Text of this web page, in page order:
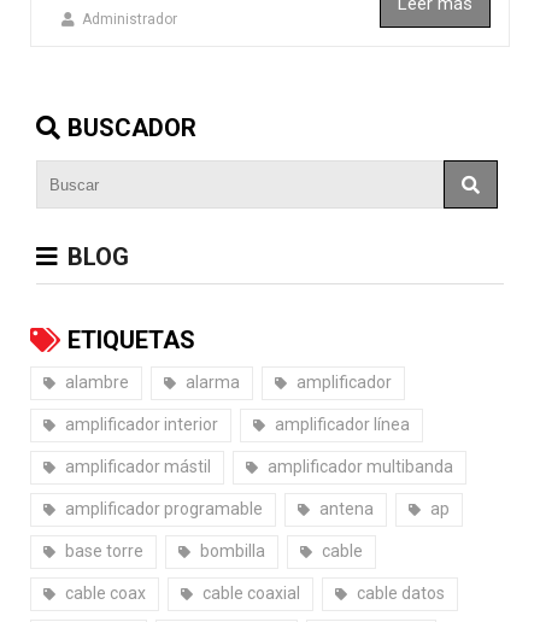
Administrador
BUSCADOR
BLOG
ETIQUETAS
alambre alarma amplificador
amplificador interior amplificador línea
amplificador mástil amplificador multibanda
amplificador programable antena ap
base torre bombilla cable
cable coax cable coaxial cable datos